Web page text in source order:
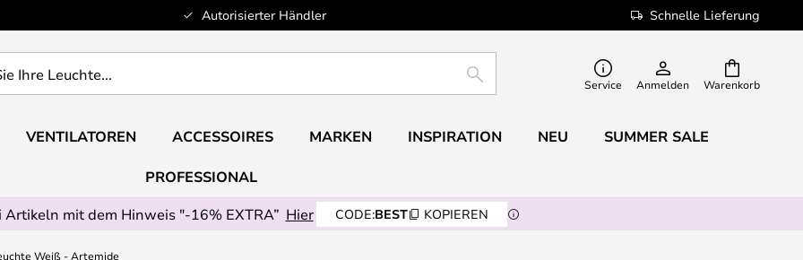
Autorisierter Händler Schnelle Lieferung
Warenkorb
SUCHE Service Anmelden
VENTILATOREN ACCESSOIRES MARKEN INSPIRATION NEU SUMMER SALE
PROFESSIONAL
mit dem Hinweis "-16% EXTRA” Hier CODE:BEST KOPIEREN
Weiß - Artemide